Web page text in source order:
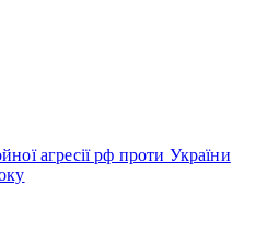
агресії рф проти України